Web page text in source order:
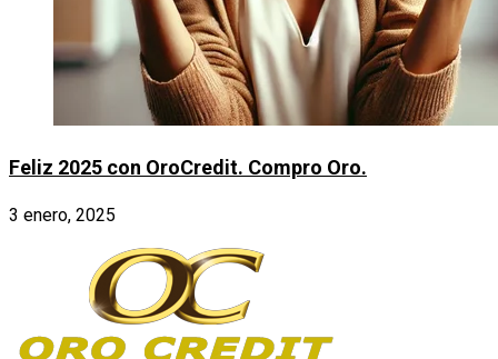
Feliz 2025 con OroCredit. Compro Oro.
3 enero, 2025